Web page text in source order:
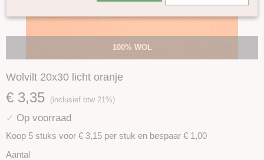
100% WOL
Wolvilt 20x30 licht oranje
€ 3,35 (inclusief btw 21%)
✓ Op voorraad
Koop 5 stuks voor € 3,15 per stuk en bespaar € 1,00
Aantal